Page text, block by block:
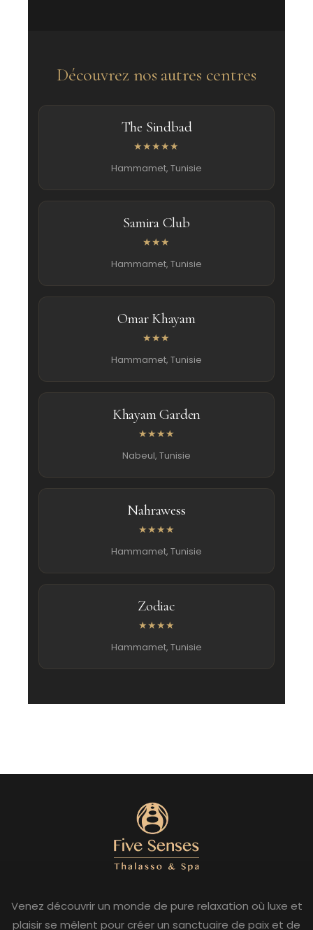
Découvrez nos autres centres
The Sindbad
★★★★★
Hammamet, Tunisie
Samira Club
★★★
Hammamet, Tunisie
Omar Khayam
★★★
Hammamet, Tunisie
Khayam Garden
★★★★
Nabeul, Tunisie
Nahrawess
★★★★
Hammamet, Tunisie
Zodiac
★★★★
Hammamet, Tunisie
Venez découvrir un monde de pure relaxation où luxe et
plaisir se mêlent pour créer un sanctuaire de paix et de